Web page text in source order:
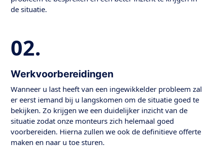
de situatie.
02.
Werkvoorbereidingen
Wanneer u last heeft van een ingewikkelder probleem zal
er eerst iemand bij u langskomen om de situatie goed te
bekijken. Zo krijgen we een duidelijker inzicht van de
situatie zodat onze monteurs zich helemaal goed
voorbereiden. Hierna zullen we ook de definitieve offerte
maken en naar u toe sturen.